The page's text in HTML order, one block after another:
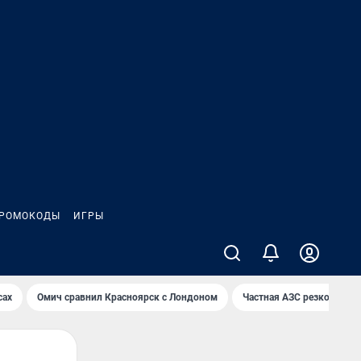
ИГРЫ
Омич сравнил Красноярск с Лондоном Частная АЗС резко